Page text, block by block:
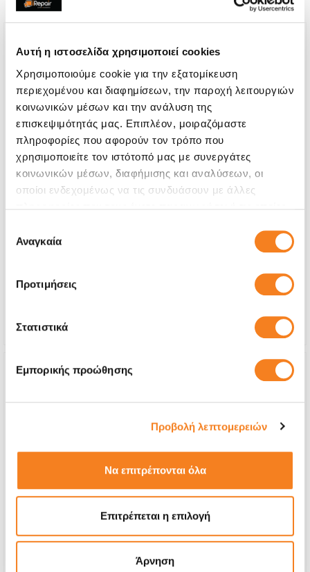
Αυτή η ιστοσελίδα χρησιμοποιεί cookies
Χρησιμοποιούμε cookie για την εξατομίκευση
περιεχομένου και διαφημίσεων, την παροχή λειτουργιών
κοινωνικών μέσων και την ανάλυση της
επισκεψιμότητάς μας. Επιπλέον, μοιραζόμαστε
πληροφορίες που αφορούν τον τρόπο που
χρησιμοποιείτε τον ιστότοπό μας με συνεργάτες
κοινωνικών μέσων, διαφήμισης και αναλύσεων, οι
οποίοι ενδεχομένως να τις συνδυάσουν με άλλες
των υπηρεσιών τους.
συγκατάθεσης
Αναγκαία
Προτιμήσεις
Στατιστικά
Εμπορικής προώθησης
Προβολή λεπτομερειών
Να επιτρέπονται όλα
Επιτρέπεται η επιλογή
Άρνηση
€72,58
Χρόνος
2-3 ώρες
Εγγύηση
12 μήνες
Αυθεντική Μπαταρία